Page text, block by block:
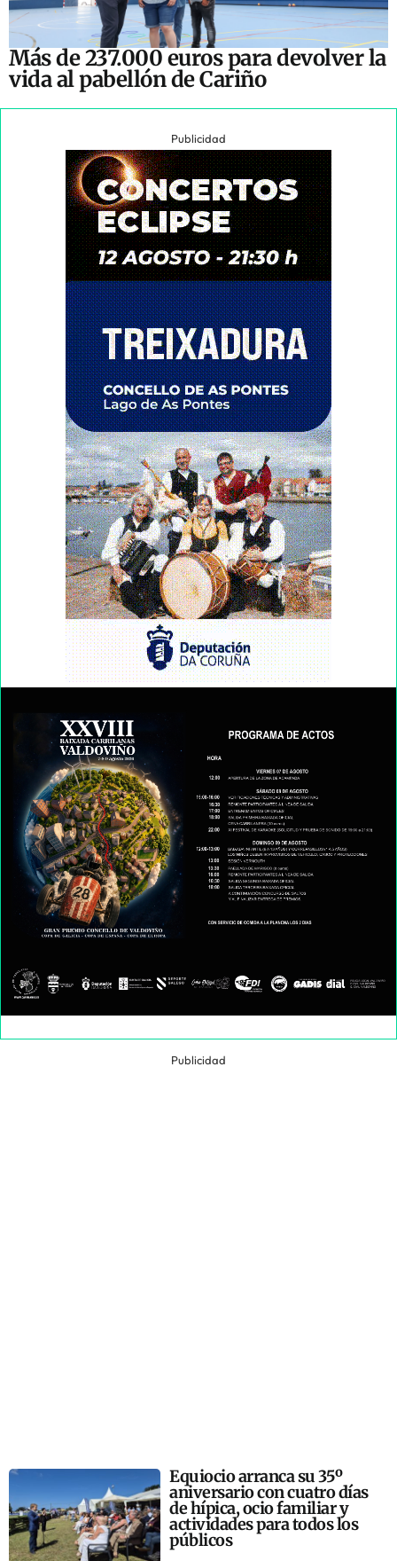
Más de 237.000 euros para devolver la
vida al pabellón de Cariño
Publicidad
Publicidad
Equiocio arranca su 35º
aniversario con cuatro días
de hípica, ocio familiar y
actividades para todos los
públicos